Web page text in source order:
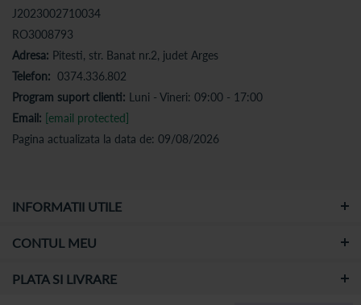
J2023002710034
RO3008793
Adresa: Pitesti, str. Banat nr.2, judet Arges
Telefon: 0374.336.802
Program suport clienti: Luni - Vineri: 09:00 - 17:00
Email: [email protected]
Pagina actualizata la data de: 09/08/2026
INFORMATII UTILE
CONTUL MEU
PLATA SI LIVRARE